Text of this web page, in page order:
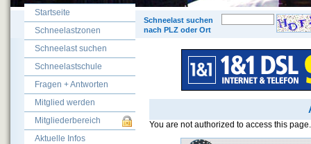
You are not authorized to access this page.
Schneelast suchen
nach PLZ oder Ort
Startseite
Schneelastzonen
Schneelast suchen
Schneelastschule
Fragen + Antworten
Mitglied werden
Mitgliederbereich
Aktuelle Infos
©